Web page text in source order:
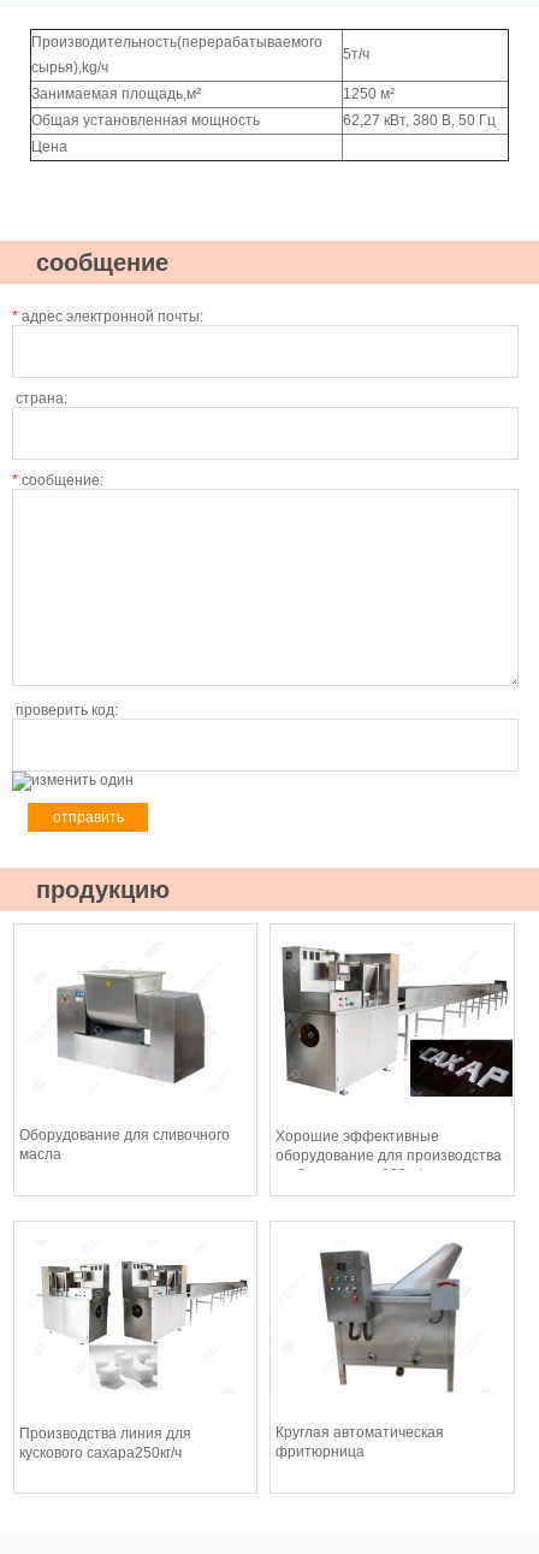
Производительность(перерабатываемого
сырья),kg/ч
5т/ч
Занимаемая площадь,м²
1250 м²
Общая установленная мощность
62,27 кВт, 380 В, 50 Гц
Цена
сообщение
* адрес электронной почты:
страна:
* сообщение:
проверить код:
продукцию
Оборудование для сливочного
масла
Хорошие эффективные
оборудование для производства
грубого сахара 100кг/ч
Производства линия для
кускового сахара250кг/ч
Круглая автоматическая
фритюрница